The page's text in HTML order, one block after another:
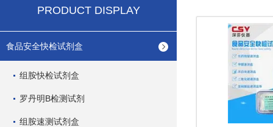
PRODUCT DISPLAY
食品安全快检试剂盒
组胺快检试剂盒
罗丹明B检测试剂
组胺速测试剂盒